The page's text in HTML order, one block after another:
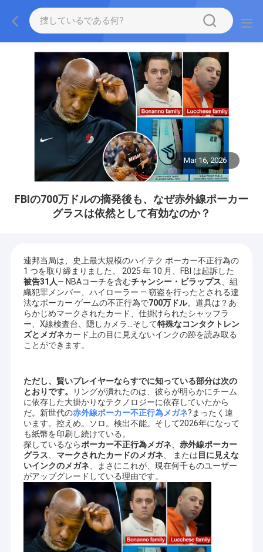
Mar 16, 2026
FBIの700万ドルの摘発後も、なぜ赤外線ポーカー
グラスは依然として有効なのか？
連邦当局は、史上最大規模のハイテク ポーカー不正行為の
1 つを取り締まりました。 2025 年 10 月、FBI は起訴した
被告31人— NBAコーチを含むチャンシー・ビラップス、組
織犯罪メンバー、ハイローラー — 窃盗を行ったとされる違
法なポーカー ゲームの不正行為で700万ドル。道具は？あ
らかじめマークされたカード、仕掛けられたシャッフラ
ー、X線検査台、隠しカメラ…そして特殊なコンタクトレン
ズとメガネカード上の目に見えないインクの跡を読み取る
ことができます。
ただし、賢いプレイヤーならすでに知っている部分は次の
とおりです。
リングが潰れたのは、彼らが明らかにチーム
に依存した大掛かりなテクノロジーに依存していたから
だ。新世代の赤外線ポーカー不正行為メガネ?まったく違
います。控えめ。ソロ。検出不能。そして2026年になって
も紙幣を印刷し続けている。
探しているならポーカー不正行為メガネ、 赤外線ポーカー
グラス、 マークされたカードのメガネ、 または 目に見えな
いインクのメガネ、まさにこれが、現在何千ものユーザー
がアップグレードしている理由です。